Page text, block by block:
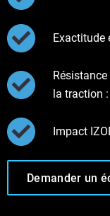
Exactitude
la traction
Impact
Demander un